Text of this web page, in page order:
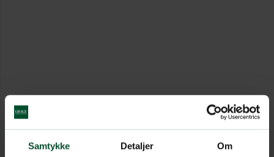
Samtykke Detaljer Om